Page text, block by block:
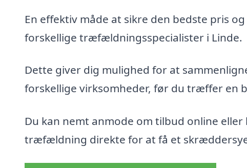
En effektiv måde at sikre den bedste pris
forskellige træfældningsspecialister i Linde.
Dette giver dig mulighed for at
forskellige virksomheder, før du træffer en
Du kan nemt anmode om tilbud online
træfældning direkte for at få et